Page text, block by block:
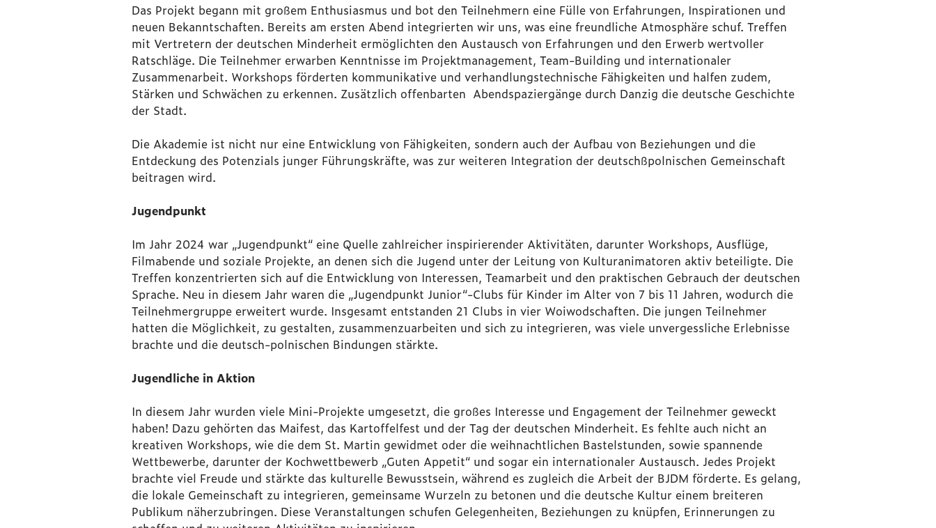
Das Projekt begann mit großem Enthusiasmus und bot den Teilnehmern eine Fülle von Erfahrungen, Inspirationen und
neuen Bekanntschaften. Bereits am ersten Abend integrierten wir uns, was eine freundliche Atmosphäre schuf. Treffen
mit Vertretern der deutschen Minderheit ermöglichten den Austausch von Erfahrungen und den Erwerb wertvoller
Ratschläge. Die Teilnehmer erwarben Kenntnisse im Projektmanagement, Team-Building und internationaler
Zusammenarbeit. Workshops förderten kommunikative und verhandlungstechnische Fähigkeiten und halfen zudem,
Stärken und Schwächen zu erkennen. Zusätzlich offenbarten Abendspaziergänge durch Danzig die deutsche Geschichte
der Stadt.
Die Akademie ist nicht nur eine Entwicklung von Fähigkeiten, sondern auch der Aufbau von Beziehungen und die
Entdeckung des Potenzials junger Führungskräfte, was zur weiteren Integration der deutschßpolnischen Gemeinschaft
beitragen wird.
Jugendpunkt
Im Jahr 2024 war „Jugendpunkt“ eine Quelle zahlreicher inspirierender Aktivitäten, darunter Workshops, Ausflüge,
Filmabende und soziale Projekte, an denen sich die Jugend unter der Leitung von Kulturanimatoren aktiv beteiligte. Die
Treffen konzentrierten sich auf die Entwicklung von Interessen, Teamarbeit und den praktischen Gebrauch der deutschen
Sprache. Neu in diesem Jahr waren die „Jugendpunkt Junior“-Clubs für Kinder im Alter von 7 bis 11 Jahren, wodurch die
Teilnehmergruppe erweitert wurde. Insgesamt entstanden 21 Clubs in vier Woiwodschaften. Die jungen Teilnehmer
hatten die Möglichkeit, zu gestalten, zusammenzuarbeiten und sich zu integrieren, was viele unvergessliche Erlebnisse
brachte und die deutsch-polnischen Bindungen stärkte.
Jugendliche in Aktion
In diesem Jahr wurden viele Mini-Projekte umgesetzt, die großes Interesse und Engagement der Teilnehmer geweckt
haben! Dazu gehörten das Maifest, das Kartoffelfest und der Tag der deutschen Minderheit. Es fehlte auch nicht an
kreativen Workshops, wie die dem St. Martin gewidmet oder die weihnachtlichen Bastelstunden, sowie spannende
Wettbewerbe, darunter der Kochwettbewerb „Guten Appetit“ und sogar ein internationaler Austausch. Jedes Projekt
brachte viel Freude und stärkte das kulturelle Bewusstsein, während es zugleich die Arbeit der BJDM förderte. Es gelang,
die lokale Gemeinschaft zu integrieren, gemeinsame Wurzeln zu betonen und die deutsche Kultur einem breiteren
Publikum näherzubringen. Diese Veranstaltungen schufen Gelegenheiten, Beziehungen zu knüpfen, Erinnerungen zu